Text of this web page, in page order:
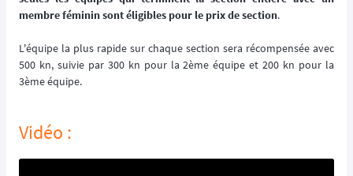
membre féminin sont éligibles pour le prix de section.
L'équipe la plus rapide sur chaque section sera récompensée avec
500 kn, suivie par 300 kn pour la 2ème équipe et 200 kn pour la
3ème équipe.
Vidéo :